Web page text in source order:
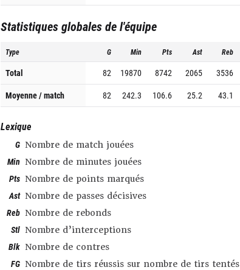
Statistiques globales de l'équipe
Type G Min Pts Ast Reb
Total 82 19870 8742 2065 3536
Moyenne / match
82 242.3 106.6 25.2 43.1
Lexique
G Nombre de match jouées
Min Nombre de minutes jouées
Pts Nombre de points marqués
Ast Nombre de passes décisives
Reb Nombre de rebonds
Stl Nombre d’interceptions
Blk Nombre de contres
FG Nombre de tirs réussis sur nombre de tirs tentés